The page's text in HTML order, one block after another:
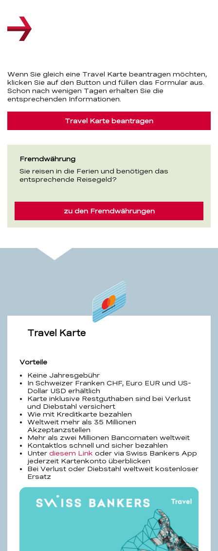
Fremdwährung
Sie reisen in die Ferien und benötigen das
entsprechende Reisegeld?
zu den Fremdwährungen
Wenn Sie gleich eine Travel Karte beantragen möchten,
klicken Sie auf den Button und füllen das Formular aus.
Schon nach wenigen Tagen erhalten Sie die
entsprechenden Informationen.
Travel Karte beantragen
Travel Karte
Vorteile
Keine Jahresgebühr
In Schweizer Franken CHF, Euro EUR und US-
Dollar USD erhältlich
Karte inklusive Restguthaben sind bei Verlust
und Diebstahl versichert
Wie mit Kreditkarte bezahlen
Weltweit mehr als 35 Millionen
Akzeptanzstellen
Mehr als zwei Millionen Bancomaten weltweit
Kontaktlos schnell und sicher bezahlen
Unter diesem Link oder via Swiss Bankers App
jederzeit Kartenkonto überblicken
Bei Verlust oder Diebstahl weltweit kostenloser
Ersatz